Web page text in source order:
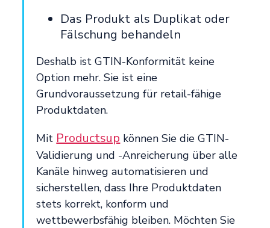
Das Produkt als Duplikat oder
Fälschung behandeln
Deshalb ist GTIN-Konformität keine
Option mehr. Sie ist eine
Grundvoraussetzung für retail-fähige
Produktdaten.
Mit Productsup können Sie die GTIN-
Validierung und -Anreicherung über alle
Kanäle hinweg automatisieren und
sicherstellen, dass Ihre Produktdaten
stets korrekt, konform und
wettbewerbsfähig bleiben. Möchten Sie